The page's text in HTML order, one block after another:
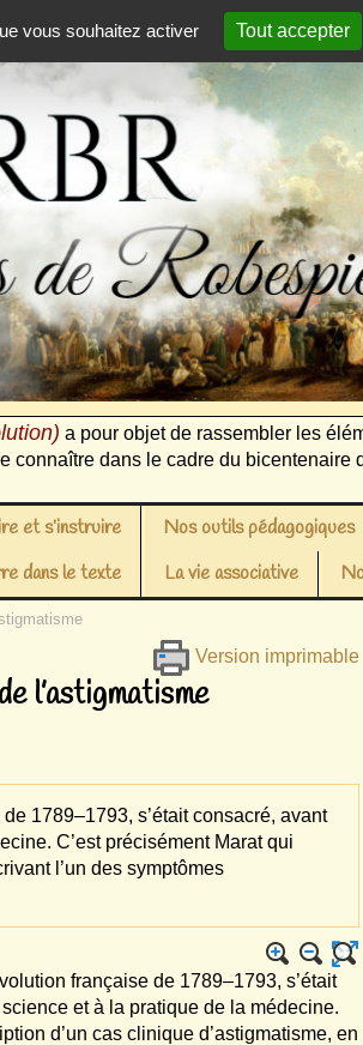
vous souhaitez activer
Tout accepter
a pour objet de rassembler les
dans le cadre du bicentenaire
et s’instruire Nos outils pédagogiques
dans le texte La vie associative
Version imprimable
l’astigmatisme
1789–1793, s’était consacré, avant
C’est précisément Marat qui
l’un des symptômes
française de 1789–1793, s’était
et à la pratique de la médecine.
d’un cas clinique d’astigmatisme, en